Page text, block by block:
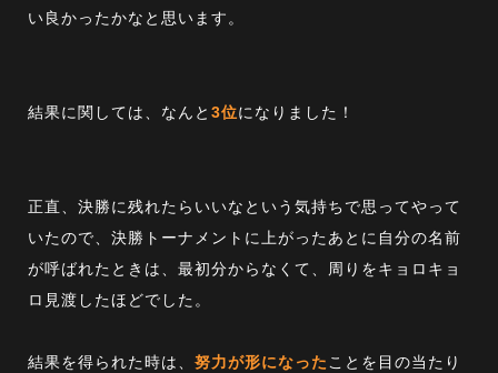
い良かったかなと思います。
結果に関しては、なんと 3位になりました！
正直、決勝に残れたらいいなという気持ちで思ってやって
いたので、決勝トーナメントに上がったあとに自分の名前
が呼ばれたときは、最初分からなくて、周りをキョロキョ
ロ見渡したほどでした。
結果を得られた時は、 努力が形になった ことを目の当たり